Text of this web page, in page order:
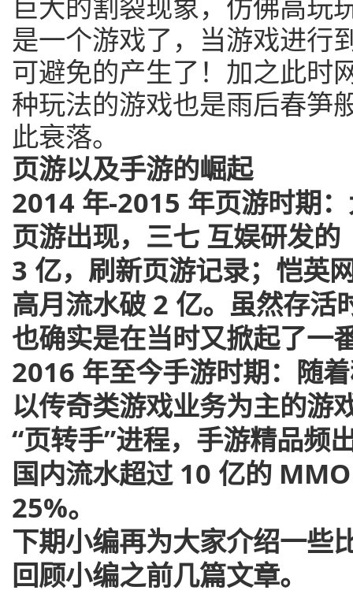
是一个游戏了，当游戏进行
可避免的产生了！加之此时
种玩法的游戏也是雨后春笋
此衰落。
页游以及手游的崛起
2014 年-2015 年页游时期
页游出现，三七 互娱研发
3 亿，刷新页游记录；恺英
高月流水破 2 亿。虽然存活
也确实是在当时又掀起了一
2016 年至今手游时期：随
以传奇类游戏业务为主的游
“页转手”进程，手游精品频
国内流水超过 10 亿的
25%。
下期小编再为大家介绍一些
回顾小编之前几篇文章。